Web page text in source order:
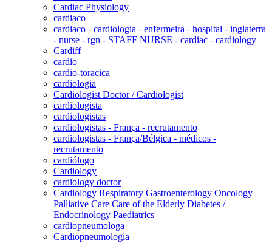
Cardiac Physiology
cardiaco
cardiaco - cardiologia - enfermeira - hospital - inglaterra
- nurse - rgn - STAFF NURSE - cardiac - cardiology
Cardiff
cardio
cardio-toracica
cardiologia
Cardiologist Doctor / Cardiologist
cardiologista
cardiologistas
cardiologistas - França - recrutamento
cardiologistas - França/Bélgica - médicos -
recrutamento
cardiólogo
Cardiology
cardiology doctor
Cardiology Respiratory Gastroenterology Oncology
Palliative Care Care of the Elderly Diabetes /
Endocrinology Paediatrics
cardiopneumologa
Cardiopneumologia